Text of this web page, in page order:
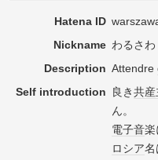
Hatena ID
Nickname わるさわ
Description Attendre
Self introduction
良き共産
ん。
電子音楽
ロシア名